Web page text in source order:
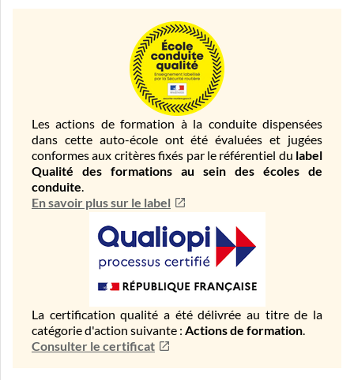
Les actions de formation à la conduite dispensées
dans cette auto-école ont été évaluées et jugées
conformes aux critères fixés par le référentiel du label
Qualité des formations au sein des écoles de
conduite.
En savoir plus sur le label
La certification qualité a été délivrée au titre de la
catégorie d'action suivante : Actions de formation.
Consulter le certificat